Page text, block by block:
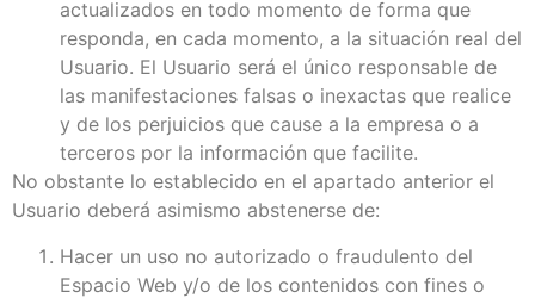
actualizados en todo momento de forma que
responda, en cada momento, a la situación real del
Usuario. El Usuario será el único responsable de
las manifestaciones falsas o inexactas que realice
y de los perjuicios que cause a la empresa o a
terceros por la información que facilite.
No obstante lo establecido en el apartado anterior el
Usuario deberá asimismo abstenerse de:
Hacer un uso no autorizado o fraudulento del
Espacio Web y/o de los contenidos con fines o